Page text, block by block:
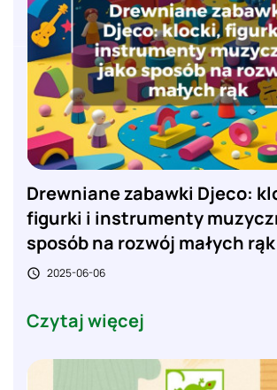
Drewniane zabawki Djeco:
figurki i instrumenty
sposób na rozwój małych rąk
 2025-06-06
Czytaj więcej